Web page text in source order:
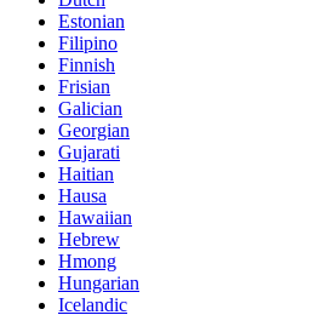
Estonian
Filipino
Finnish
Frisian
Galician
Georgian
Gujarati
Haitian
Hausa
Hawaiian
Hebrew
Hmong
Hungarian
Icelandic